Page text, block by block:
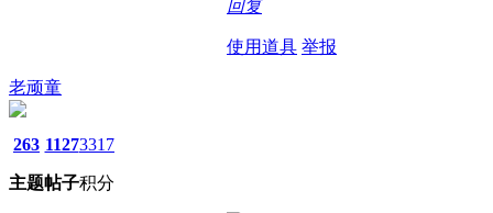
回复
使用道具 举报
老顽童
263
主题
1127
帖子
3317
积分